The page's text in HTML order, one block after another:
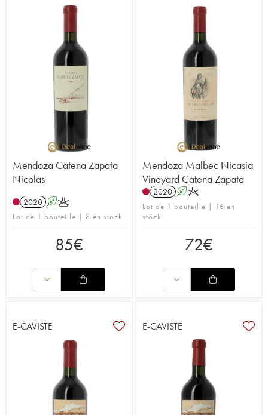
Mendoza Catena Zapata
Nicolas
2020 AK
Lot de 1 bouteille | 8 en stock
85€
Mendoza Malbec Nicasia
Vineyard Catena Zapata
2020 AK
Lot de 1 bouteille | 16 en
stock
72€
E-CAVISTE E-CAVISTE